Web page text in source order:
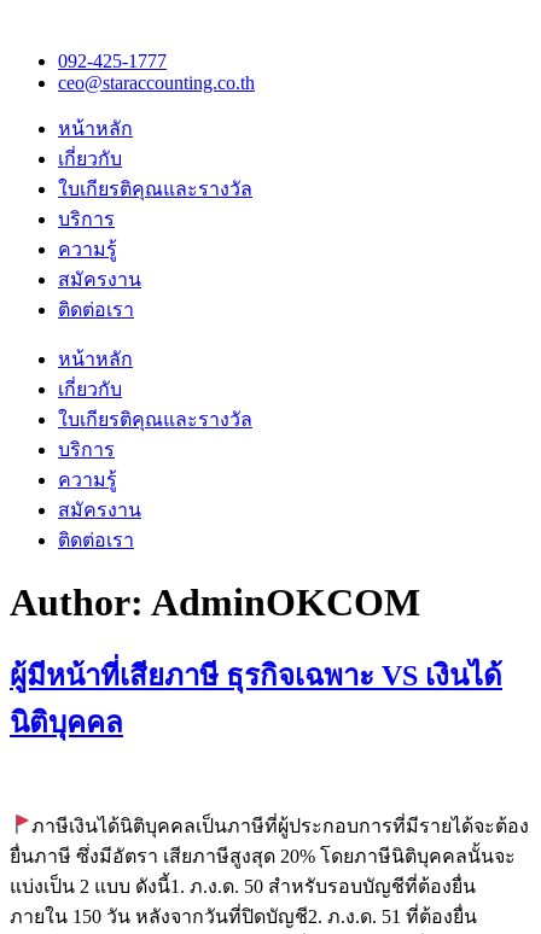
092-425-1777
ceo@staraccounting.co.th
หน้าหลัก
เกี่ยวกับ
ใบเกียรติคุณและรางวัล
บริการ
ความรู้
สมัครงาน
ติดต่อเรา
หน้าหลัก
เกี่ยวกับ
ใบเกียรติคุณและรางวัล
บริการ
ความรู้
สมัครงาน
ติดต่อเรา
Author: AdminOKCOM
ผู้มีหน้าที่เสียภาษี ธุรกิจเฉพาะ VS เงินได้
นิติบุคคล
ภาษีเงินได้นิติบุคคลเป็นภาษีที่ผู้ประกอบการที่มีรายได้จะต้อง
ยื่นภาษี ซึ่งมีอัตรา เสียภาษีสูงสุด 20% โดยภาษีนิติบุคคลนั้นจะ
แบ่งเป็น 2 แบบ ดังนี้1. ภ.ง.ด. 50 สำหรับรอบบัญชีที่ต้องยื่น
ภายใน 150 วัน หลังจากวันที่ปิดบัญชี2. ภ.ง.ด. 51 ที่ต้องยื่น